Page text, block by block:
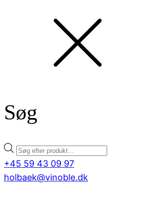
Søg
Products
search
+45 59 43 09 97
holbaek@vinoble.dk